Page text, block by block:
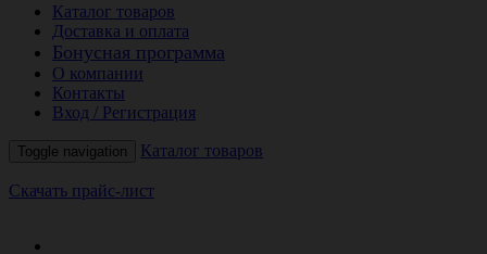
Каталог товаров
Доставка и оплата
Бонусная программа
О компании
Контакты
Вход / Регистрация
Toggle navigation Каталог товаров
Скачать прайс-лист